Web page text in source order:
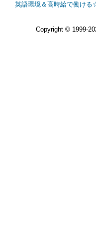
英語環境＆高時給で働け
Copyright © 1999-